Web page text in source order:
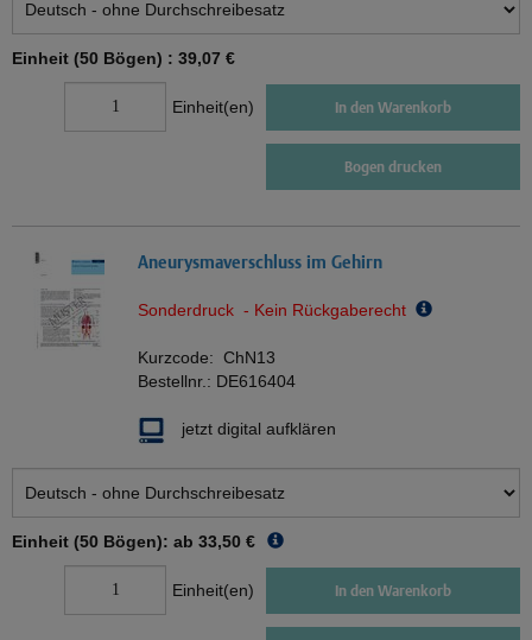
Einheit (50 Bögen) : 39,07 €
Einheit(en) In den Warenkorb
Bogen drucken
Aneurysmaverschluss im Gehirn
Sonderdruck - Kein Rückgaberecht
Kurzcode: ChN13
Bestellnr.: DE616404
jetzt digital aufklären
Einheit (50 Bögen): ab 33,50 €
Einheit(en) In den Warenkorb